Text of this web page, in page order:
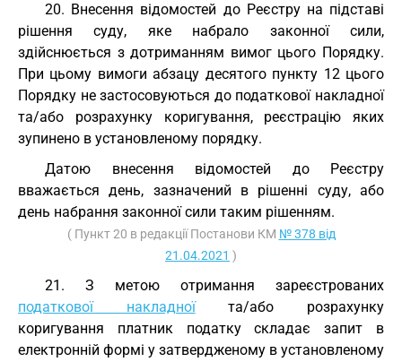
20. Внесення відомостей до Реєстру на підставі
рішення суду, яке набрало законної сили,
здійснюється з дотриманням вимог цього Порядку.
При цьому вимоги абзацу десятого пункту 12 цього
Порядку не застосовуються до податкової накладної
та/або розрахунку коригування, реєстрацію яких
зупинено в установленому порядку.
Датою внесення відомостей до Реєстру
вважається день, зазначений в рішенні суду, або
день набрання законної сили таким рішенням.
( Пункт 20 в редакції Постанови КМ № 378 від
21.04.2021 )
21. З метою отримання зареєстрованих
податкової накладноїта/або розрахунку
коригування платник податку складає запит в
електронній формі у затвердженому в установленому